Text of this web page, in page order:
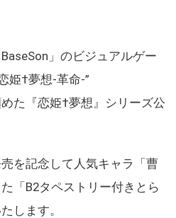
」のビジュアルゲー
姫†夢想-革命-”
た『恋姫†夢想』シリーズ公
を記念して人気キャラ「曹
「B2タペストリー付きとら
します。